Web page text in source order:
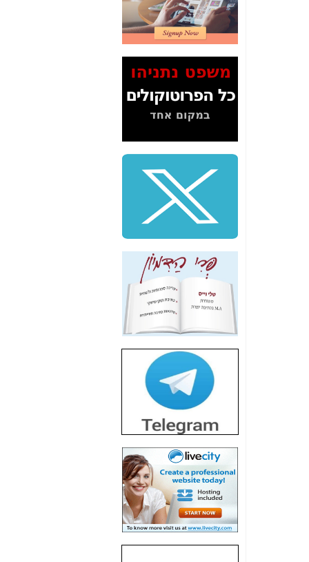
2" על תעלולי השר
משה כחלון -כאן
הסלולר" ואיך מסרסים
את הנתונים לציבור -
כאן
סיכום ביקור בסיליקון
שלמה פילבר (עד
לאחרונה מנכ"ל משרד
התקשורת) - עד
מדינה? הצחקתם
אותי! -
"יש אפליה בחקירה"?
חשיפה: למה השר
משה כחלון לא נחקר
עד היום? -
כאן
הדומה לזו של "תיק
4000" אך בתחום
הסלולר -
חשיפת מה שלא
רוצים שתדעו בעניין
פריסת אנלימיטד
(בניחוח בלתי נסבל) -
כאן
חשיפה: איוב קרא
אישר לקבוצת סלקום
בדיוק מה שביבי אישר
כאן
האם השר איוב קרא
היה צריך בכלל לחתום
על האישור, שנתן